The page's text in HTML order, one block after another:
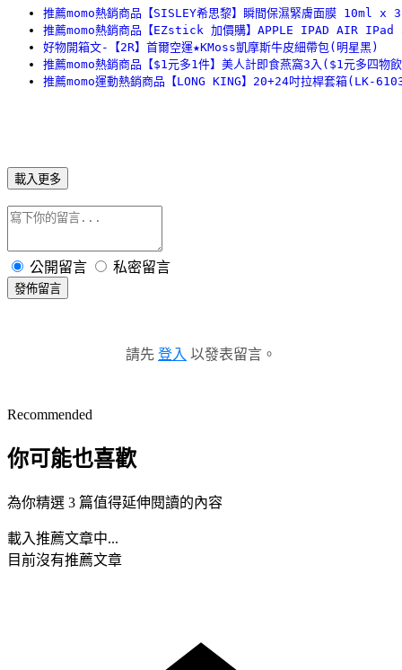
推薦momo熱銷商品【SISLEY希思黎】瞬間保濕緊膚面膜 10ml x 3
推薦momo熱銷商品【EZstick 加價購】APPLE IPAD AIR IPad
好物開箱文-【2R】首爾空運★KMoss凱摩斯牛皮細帶包(明星黑)
推薦momo熱銷商品【$1元多1件】美人計即食燕窩3入($1元多四物
推薦momo運動熱銷商品【LONG KING】20+24吋拉桿套箱(LK-
載入更多
公開留言 私密留言
發佈留言
請先 登入 以發表留言。
Recommended
你可能也喜歡
為你精選 3 篇值得延伸閱讀的內容
載入推薦文章中...
目前沒有推薦文章